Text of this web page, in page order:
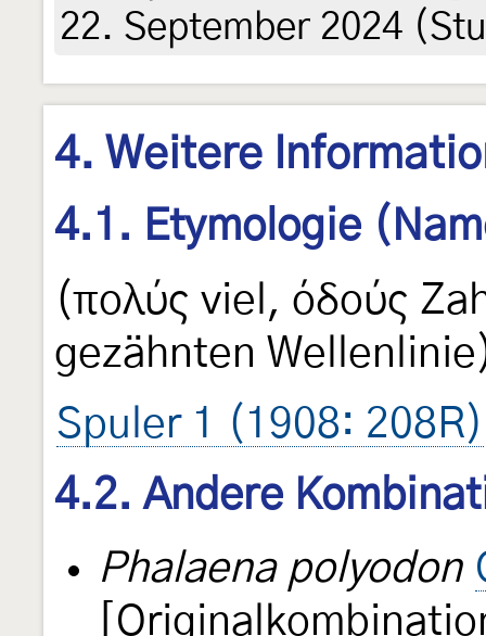
22. September 2024
4. Weitere
4.1. Etymologie
(πολύς viel, όδούς
gezähnten
Spuler 1 (1908: 208R)
4.2. Andere
Phalaena polyodon